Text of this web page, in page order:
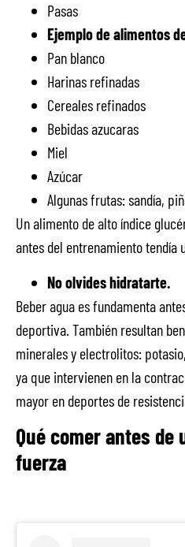
Pasas
Ejemplo de alimentos
Pan blanco
Harinas refinadas
Cereales refinados
Bebidas azucaras
Miel
Azúcar
Algunas frutas: sandía,
Un alimento de alto índice
antes del entrenamiento tendía
No olvides hidratarte.
Beber agua es fundamenta
deportiva. También resultan
minerales y electrolitos:
ya que intervienen en la
mayor en deportes de
Qué comer antes
fuerza